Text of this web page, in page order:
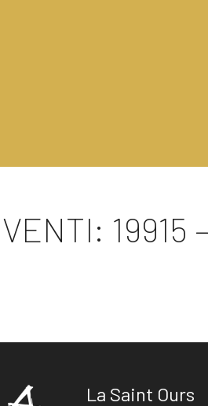
19915
La Saint Ours